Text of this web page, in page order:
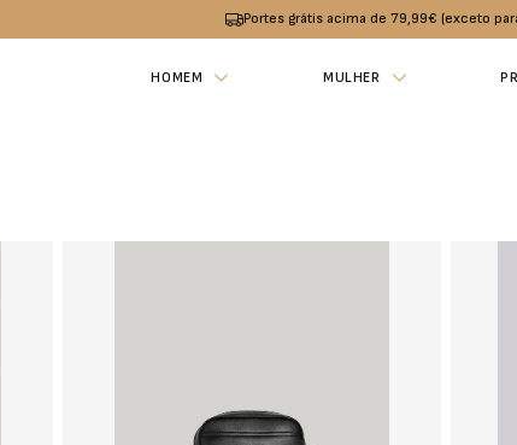
Portes grátis acima de 79,99€ (exceto
HOMEM MULHER